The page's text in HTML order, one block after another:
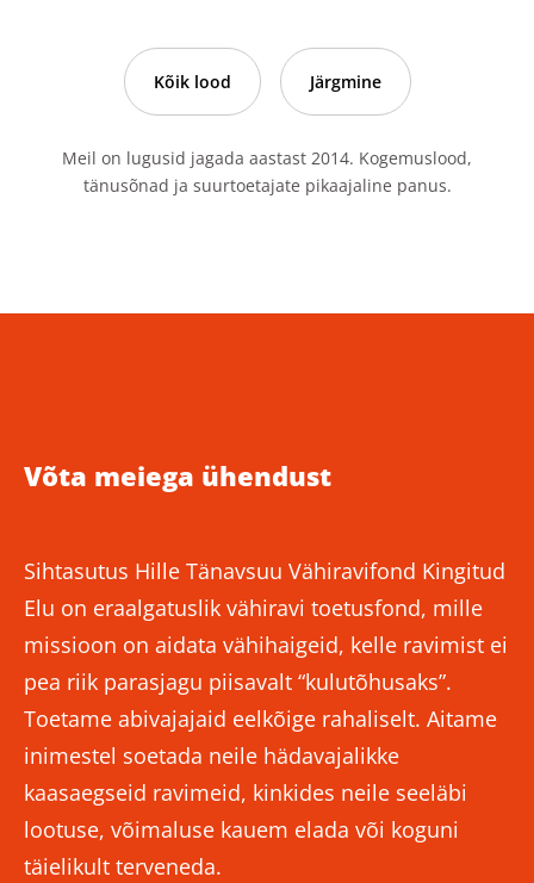
Kõik lood Järgmine
Meil on lugusid jagada aastast 2014. Kogemuslood,
tänusõnad ja suurtoetajate pikaajaline panus.
Võta meiega ühendust
Sihtasutus Hille Tänavsuu Vähiravifond Kingitud
Elu on eraalgatuslik vähiravi toetusfond, mille
missioon on aidata vähihaigeid, kelle ravimist ei
pea riik parasjagu piisavalt “kulutõhusaks”.
Toetame abivajajaid eelkõige rahaliselt. Aitame
inimestel soetada neile hädavajalikke
kaasaegseid ravimeid, kinkides neile seeläbi
lootuse, võimaluse kauem elada või koguni
täielikult terveneda.